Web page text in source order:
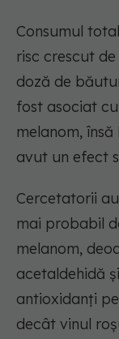
Consumul
risc crescut
doză de
fost asociat
melanom,
avut un efect
Cercetatorii
mai probabil
melanom,
acetaldehidă
antioxidanți
decât vinul